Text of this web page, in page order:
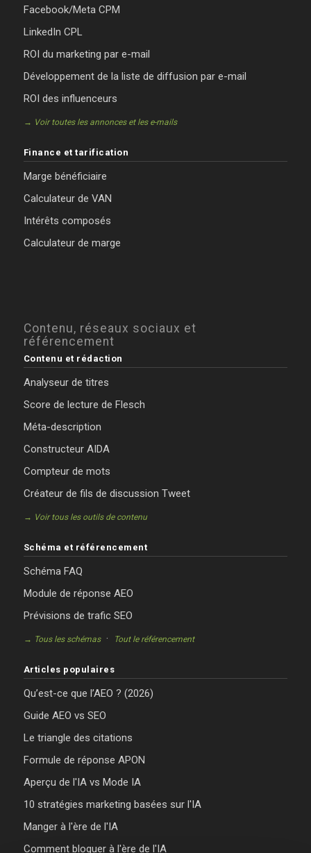
Facebook/Meta CPM
LinkedIn CPL
ROI du marketing par e-mail
Développement de la liste de diffusion par e-mail
ROI des influenceurs
→ Voir toutes les annonces et les e-mails
Finance et tarification
Marge bénéficiaire
Calculateur de VAN
Intérêts composés
Calculateur de marge
Contenu, réseaux sociaux et
référencement
Contenu et rédaction
Analyseur de titres
Score de lecture de Flesch
Méta-description
Constructeur AIDA
Compteur de mots
Créateur de fils de discussion Tweet
→ Voir tous les outils de contenu
Schéma et référencement
Schéma FAQ
Module de réponse AEO
Prévisions de trafic SEO
→ Tous les schémas· Tout le référencement
Articles populaires
Qu’est-ce que l’AEO ? (2026)
Guide AEO vs SEO
Le triangle des citations
Formule de réponse APON
Aperçu de l'IA vs Mode IA
10 stratégies marketing basées sur l'IA
Manger à l'ère de l'IA
Comment bloguer à l'ère de l'IA